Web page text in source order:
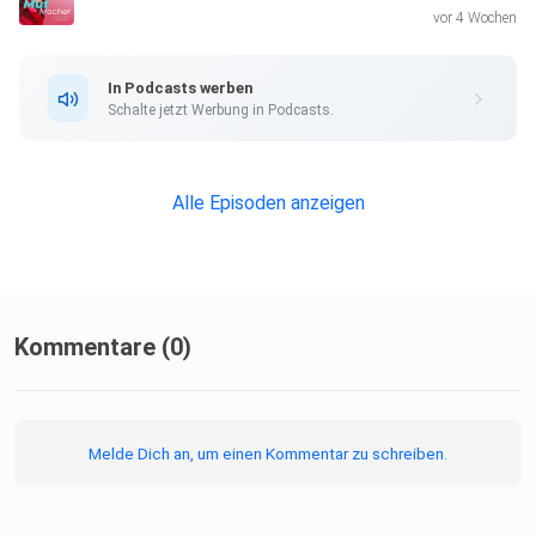
verbessert hat. Darüber hinaus diskutieren sie die
anderen
vor 4 Wochen
In Podcasts werben
Schalte jetzt Werbung in Podcasts.
Alle Episoden anzeigen
Kommentare (0)
Melde Dich an, um einen Kommentar zu schreiben.